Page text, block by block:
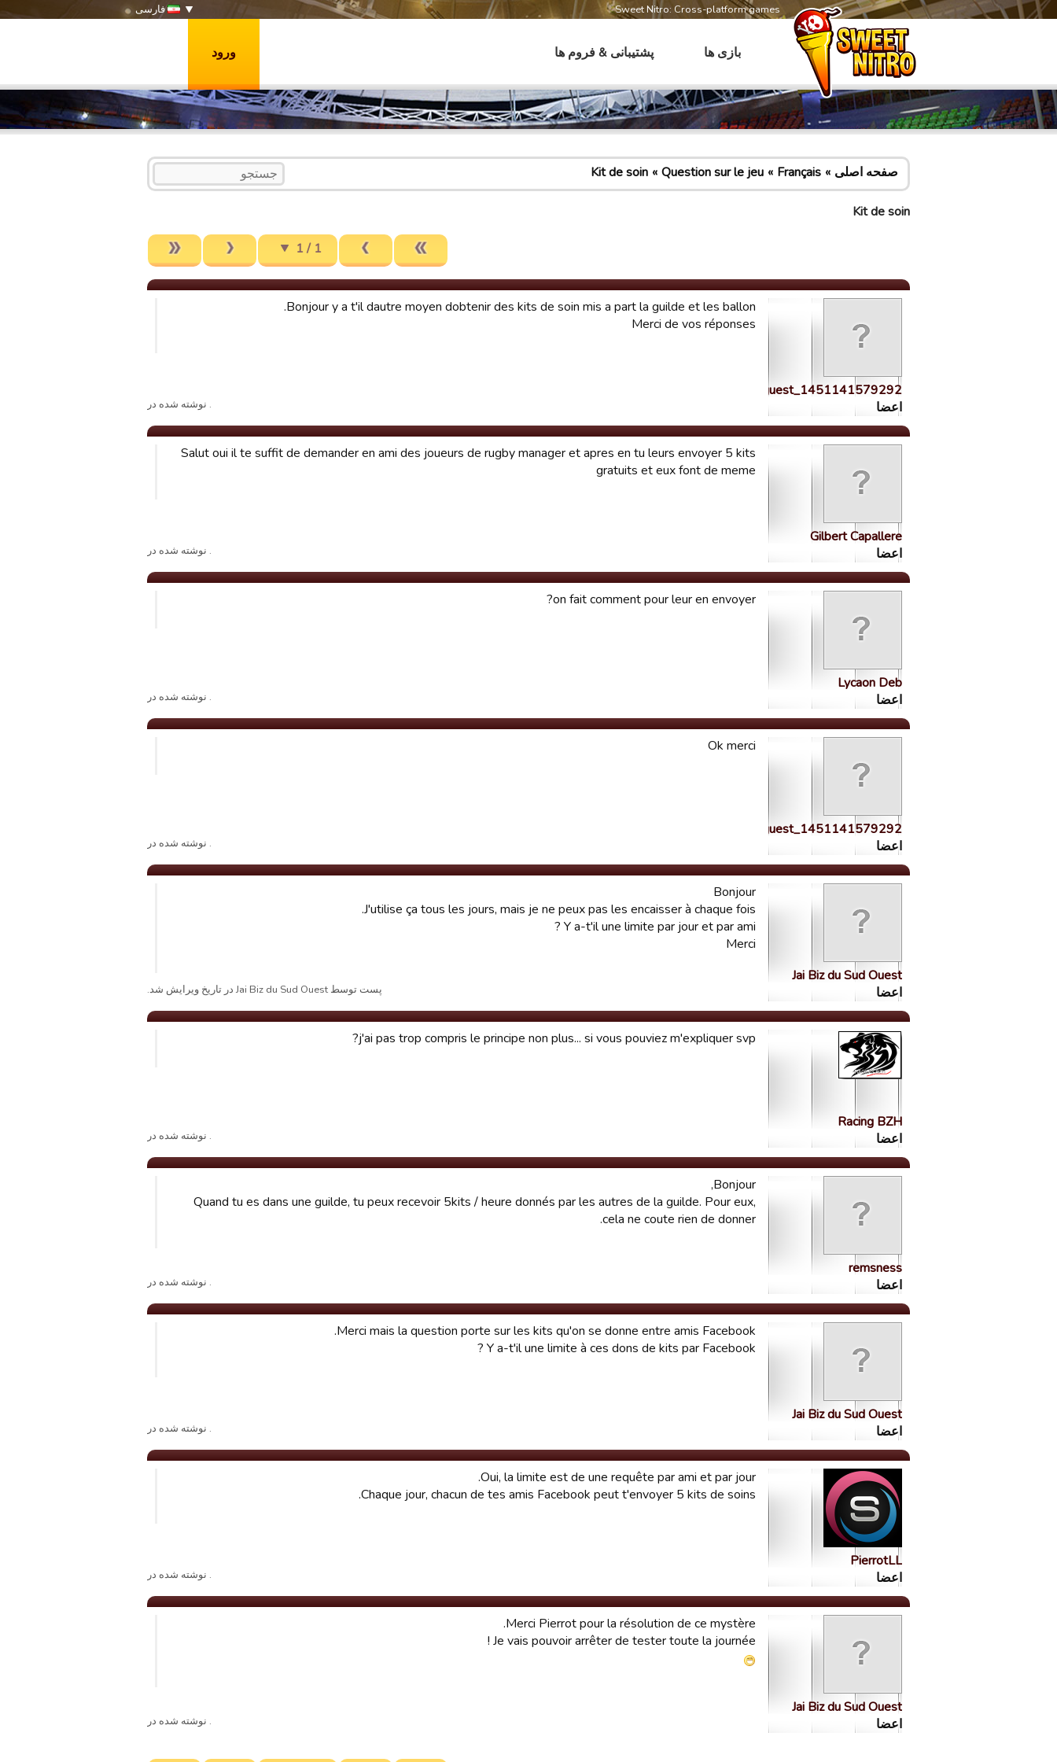
Sweet Nitro: Cross-platform games فارسی
بازی ها پشتیبانی & فروم ها ورود
صفحه اصلی Français
Question sur le jeu
Kit de soin
Kit de soin
1 / 1
guest_1451141579292
اعضا
Bonjour y a t'il dautre moyen dobtenir des kits de soin mis a part la guilde et les ballon.
Merci de vos réponses
. نوشته شده در
Gilbert Capallere
اعضا
Salut oui il te suffit de demander en ami des joueurs de rugby manager et apres en tu leurs envoyer 5 kits
gratuits et eux font de meme
. نوشته شده در
Lycaon Deb
اعضا
on fait comment pour leur en envoyer?
. نوشته شده در
guest_1451141579292
اعضا
Ok merci
. نوشته شده در
Jai Biz du Sud Ouest
اعضا
Bonjour
J'utilise ça tous les jours, mais je ne peux pas les encaisser à chaque fois.
Y a-t'il une limite par jour et par ami ?
Merci
پست توسط Jai Biz du Sud Ouest در تاریخ ویرایش شد.
Racing BZH
اعضا
j'ai pas trop compris le principe non plus... si vous pouviez m'expliquer svp?
. نوشته شده در
remsness
اعضا
Bonjour,
Quand tu es dans une guilde, tu peux recevoir 5kits / heure donnés par les autres de la guilde. Pour eux,
cela ne coute rien de donner.
. نوشته شده در
Jai Biz du Sud Ouest
اعضا
Merci mais la question porte sur les kits qu'on se donne entre amis Facebook.
Y a-t'il une limite à ces dons de kits par Facebook ?
. نوشته شده در
PierrotLL
اعضا
Oui, la limite est de une requête par ami et par jour.
Chaque jour, chacun de tes amis Facebook peut t'envoyer 5 kits de soins.
. نوشته شده در
Jai Biz du Sud Ouest
اعضا
Merci Pierrot pour la résolution de ce mystère.
Je vais pouvoir arrêter de tester toute la journée !
. نوشته شده در